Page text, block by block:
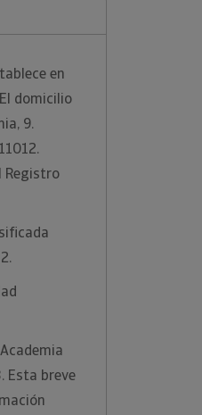
en
domicilio
9.
Registro
Esta breve